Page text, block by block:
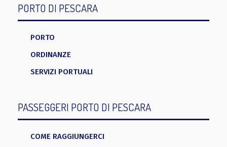
PORTO DI PESCARA
PORTO
ORDINANZE
SERVIZI PORTUALI
PASSEGGERI PORTO DI PESCARA
COME RAGGIUNGERCI